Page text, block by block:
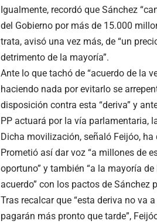
Igualmente, recordó que Sánchez
del Gobierno por más de 15.000
trata, avisó una vez más, de “un
detrimento de la mayoría”.
Ante lo que tachó de “acuerdo de la
haciendo nada por evitarlo se
disposición contra esta “deriva” y
PP actuará por la vía parlamentaria,
Dicha movilización, señaló Feijóo, ha
Prometió así dar voz “a millones de
oportuno” y también “a la mayoría
acuerdo” con los pactos de Sánchez
Tras recalcar que “esta deriva no va
pagarán más pronto que tarde”,